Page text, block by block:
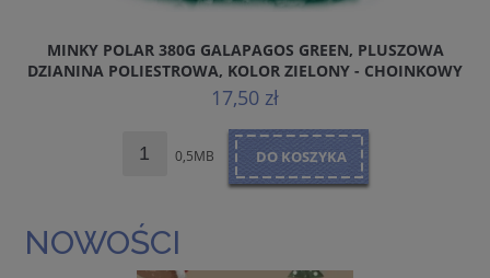
MINKY POLAR 380G GALAPAGOS GREEN, PLUSZOWA
DZIANINA POLIESTROWA, KOLOR ZIELONY - CHOINKOWY
17,50 zł
0,5MB DO KOSZYKA
NOWOŚCI